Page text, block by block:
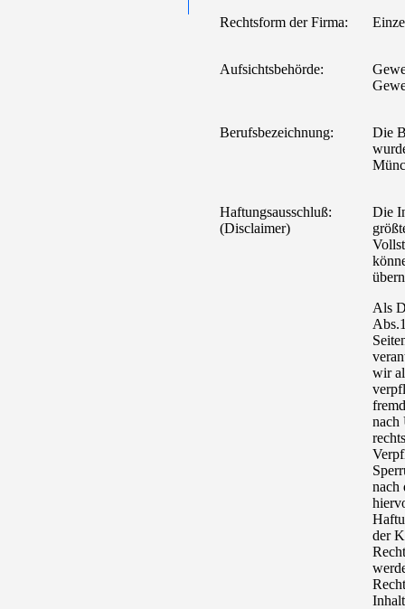
Rechtsform der Firma:
Aufsichtsbehörde:
Berufsbezeichnung:
Die
Haftungsausschluß:
(Disclaimer)
Die
Als
wir
nach
nach
der